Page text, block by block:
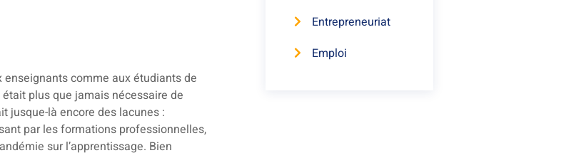
comme aux étudiants de
était plus que jamais nécessaire de
jusque-là encore des lacunes :
par les formations professionnelles,
sur l’apprentissage. Bien
Entrepreneuriat
Emploi